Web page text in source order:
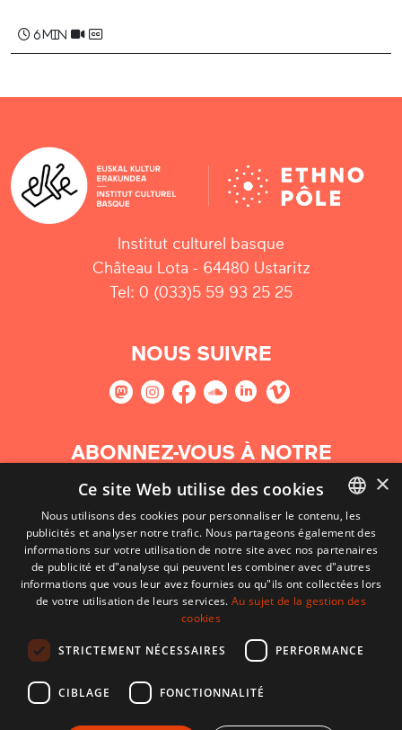
6 min
Institut culturel basque
Château Lota - 64480 Ustaritz
Tel: 0 (033)5 59 93 25 25
NOUS SUIVRE
ABONNEZ-VOUS À NOTRE
NEWSLETTER
S'abonner
BASQUE
FRENCH
×
Ce site Web utilise des cookies
Nous utilisons des cookies pour personnaliser le contenu, les
publicités et analyser notre trafic. Nous partageons également des
informations sur votre utilisation de notre site avec nos partenaires
de publicité et d"analyse qui peuvent les combiner avec d"autres
informations que vous leur avez fournies ou qu"ils ont collectées lors
de votre utilisation de leurs services.Au sujet de la gestion des
cookies
STRICTEMENT NÉCESSAIRES PERFORMANCE
CIBLAGE FONCTIONNALITÉ